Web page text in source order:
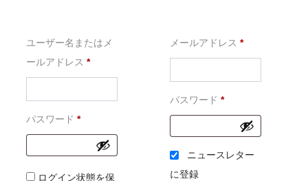
ユーザー名またはメ
ールアドレス *必
須
パスワード *必
須
ログイン状態を保
メールアドレス *必
須
パスワード *必
須
ニュースレター
に登録